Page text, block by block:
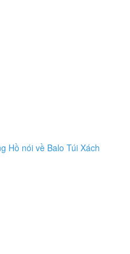
Hồ nói về Balo Túi Xách